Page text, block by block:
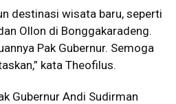
destinasi wisata baru, seperti
Ollon di Bonggakaradeng.
Pak Gubernur. Semoga
kata Theofilus.
Gubernur Andi Sudirman